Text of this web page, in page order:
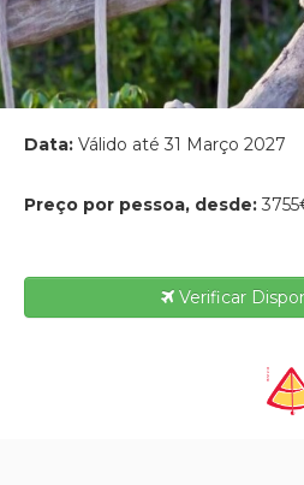
Data: Válido até 31 Março 2027
Preço por pessoa, desde:
Verificar